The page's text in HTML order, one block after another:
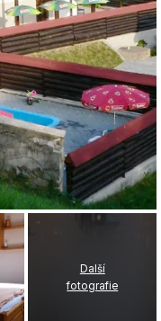
Další
fotografie